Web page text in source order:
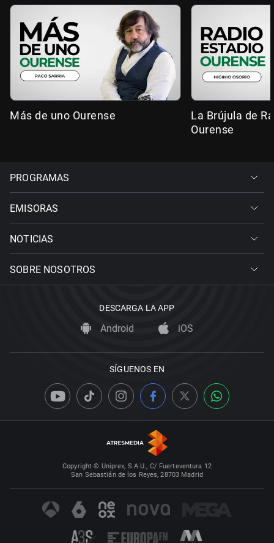
Más de uno Ourense
La Brújula de
Ourense
PROGRAMAS
EMISORAS
NOTICIAS
SOBRE NOSOTROS
DESCARGA LA APP
Android iOS
SÍGUENOS EN
Copyright © Uniprex, S.A.U., C/ Fuerteventura 12
San Sebastián de los Reyes, 28703 Madrid